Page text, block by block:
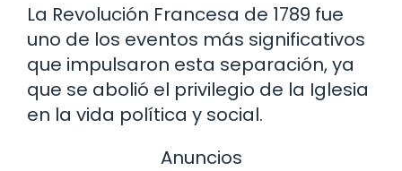
La Revolución Francesa de 1789 fue
uno de los eventos más significativos
que impulsaron esta separación, ya
que se abolió el privilegio de la Iglesia
en la vida política y social.
Anuncios